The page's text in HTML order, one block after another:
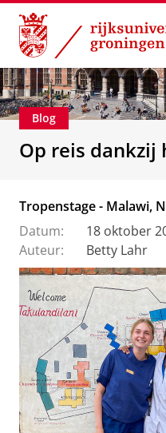
Skip
Content
Skip
Navigation
Alumni Stichting
Blog
Op reis dankzij
Tropenstage - Malawi,
Datum:
18 oktober
Auteur:
Betty Lahr